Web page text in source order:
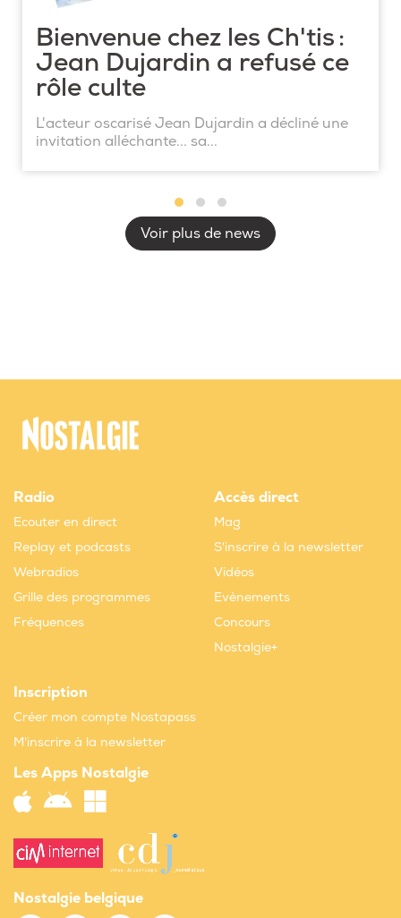
Bienvenue chez les Ch'tis :
Jean Dujardin a refusé ce
rôle culte
L'acteur oscarisé Jean Dujardin a décliné une
invitation alléchante... sa...
Voir plus de news
Radio
Ecouter en direct
Replay et podcasts
Webradios
Grille des programmes
Fréquences
Accès direct
Mag
S'inscrire à la newsletter
Vidéos
Evènements
Concours
Nostalgie+
Inscription
Créer mon compte Nostapass
M'inscrire à la newsletter
Les Apps Nostalgie
Nostalgie belgique